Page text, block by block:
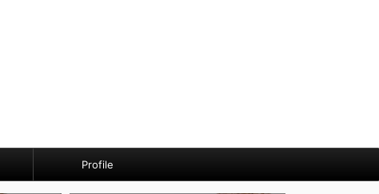
Profile